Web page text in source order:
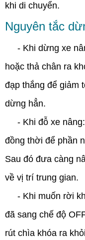
khi di chuyển.
Nguyên tắc
- Khi dừng xe
hoặc thả chân ra
đạp thắng để giảm
dừng hẳn.
- Khi đỗ xe nâng:
đồng thời để phần
Sau đó đưa càng
về vị trí trung gian.
- Khi muốn rời
đã sang chế độ
rút chìa khóa ra